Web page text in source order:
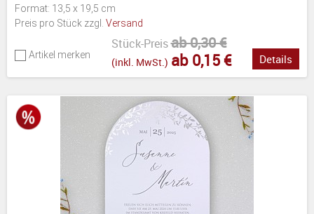
Format: 13,5 x 19,5 cm
Preis pro Stück zzgl. Versand
Artikel merken
Stück-Preisab 0,30 €
(inkl. MwSt.) ab 0,15 € Details